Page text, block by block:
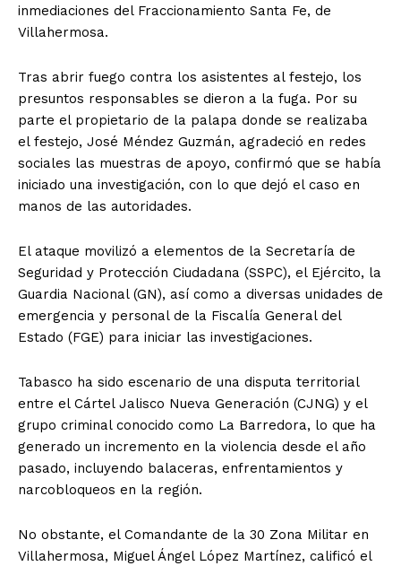
inmediaciones del Fraccionamiento Santa Fe, de
Villahermosa.
Tras abrir fuego contra los asistentes al festejo, los
presuntos responsables se dieron a la fuga. Por su
parte el propietario de la palapa donde se realizaba
el festejo, José Méndez Guzmán, agradeció en redes
sociales las muestras de apoyo, confirmó que se había
iniciado una investigación, con lo que dejó el caso en
manos de las autoridades.
El ataque movilizó a elementos de la Secretaría de
Seguridad y Protección Ciudadana (SSPC), el Ejército, la
Guardia Nacional (GN), así como a diversas unidades de
emergencia y personal de la Fiscalía General del
Estado (FGE) para iniciar las investigaciones.
Tabasco ha sido escenario de una disputa territorial
entre el Cártel Jalisco Nueva Generación (CJNG) y el
grupo criminal conocido como La Barredora, lo que ha
generado un incremento en la violencia desde el año
pasado, incluyendo balaceras, enfrentamientos y
narcobloqueos en la región.
No obstante, el Comandante de la 30 Zona Militar en
Villahermosa, Miguel Ángel López Martínez, calificó el